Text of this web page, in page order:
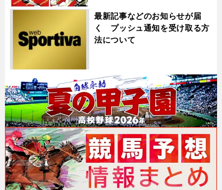
最新記事などのお知らせが届
く プッシュ通知を受け取る方
法について